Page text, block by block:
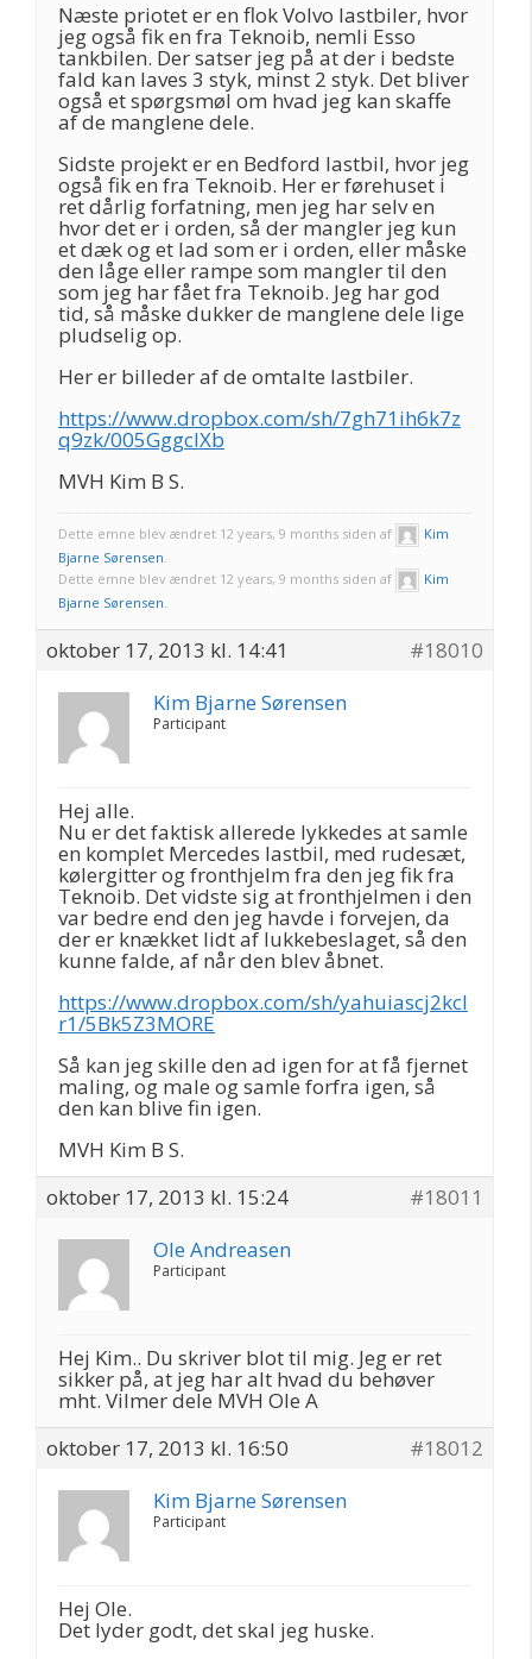
Næste priotet er en flok Volvo lastbiler, hvor
jeg også fik en fra Teknoib, nemli Esso
tankbilen. Der satser jeg på at der i bedste
fald kan laves 3 styk, minst 2 styk. Det bliver
også et spørgsmøl om hvad jeg kan skaffe
af de manglene dele.
Sidste projekt er en Bedford lastbil, hvor jeg
også fik en fra Teknoib. Her er førehuset i
ret dårlig forfatning, men jeg har selv en
hvor det er i orden, så der mangler jeg kun
et dæk og et lad som er i orden, eller måske
den låge eller rampe som mangler til den
som jeg har fået fra Teknoib. Jeg har god
tid, så måske dukker de manglene dele lige
pludselig op.
Her er billeder af de omtalte lastbiler.
https://www.dropbox.com/sh/7gh71ih6k7z
q9zk/005GggclXb
MVH Kim B S.
Dette emne blev ændret 12 years, 9 months siden af
Kim
Bjarne Sørensen.
Dette emne blev ændret 12 years, 9 months siden af
Kim
Bjarne Sørensen.
oktober 17, 2013 kl. 14:41
#18010
Kim Bjarne Sørensen
Participant
Hej alle.
Nu er det faktisk allerede lykkedes at samle
en komplet Mercedes lastbil, med rudesæt,
kølergitter og fronthjelm fra den jeg fik fra
Teknoib. Det vidste sig at fronthjelmen i den
var bedre end den jeg havde i forvejen, da
der er knækket lidt af lukkebeslaget, så den
kunne falde, af når den blev åbnet.
https://www.dropbox.com/sh/yahuiascj2kcl
r1/5Bk5Z3MORE
Så kan jeg skille den ad igen for at få fjernet
maling, og male og samle forfra igen, så
den kan blive fin igen.
MVH Kim B S.
oktober 17, 2013 kl. 15:24
#18011
Ole Andreasen
Participant
Hej Kim.. Du skriver blot til mig. Jeg er ret
sikker på, at jeg har alt hvad du behøver
mht. Vilmer dele MVH Ole A
oktober 17, 2013 kl. 16:50
#18012
Kim Bjarne Sørensen
Participant
Hej Ole.
Det lyder godt, det skal jeg huske.